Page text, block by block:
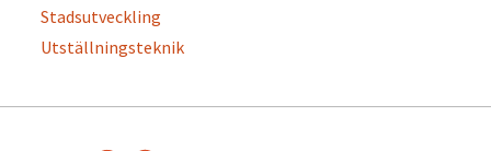
Stadsutveckling
Utställningsteknik